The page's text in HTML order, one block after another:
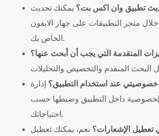
تطبيق وان اكس بت؟ يمكنك تحديث
متجر التطبيقات على جهاز الايفون
الخاص بك.
المتقدمة التي يجب أن أبحث عنها؟
عند استخدام التطبيق؟ إدارة
داخل التطبيق وضبطها حسب
احتياجاتك.
تعطيل الإشعارات؟ نعم، يمكنك تعطيل